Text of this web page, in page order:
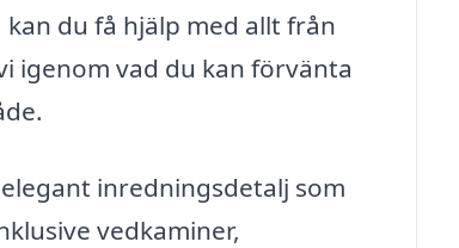
du få hjälp med allt från
igenom vad du kan förvänta
inredningsdetalj som
vedkaminer,